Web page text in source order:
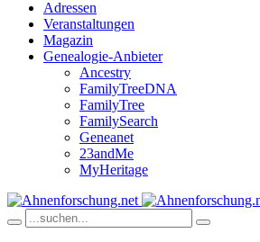
Adressen
Veranstaltungen
Magazin
Genealogie-Anbieter
Ancestry
FamilyTreeDNA
FamilyTree
FamilySearch
Geneanet
23andMe
MyHeritage